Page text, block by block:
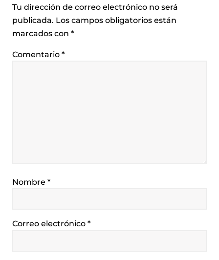
Tu dirección de correo electrónico no será
publicada. Los campos obligatorios están
marcados con *
Comentario *
Nombre *
Correo electrónico *